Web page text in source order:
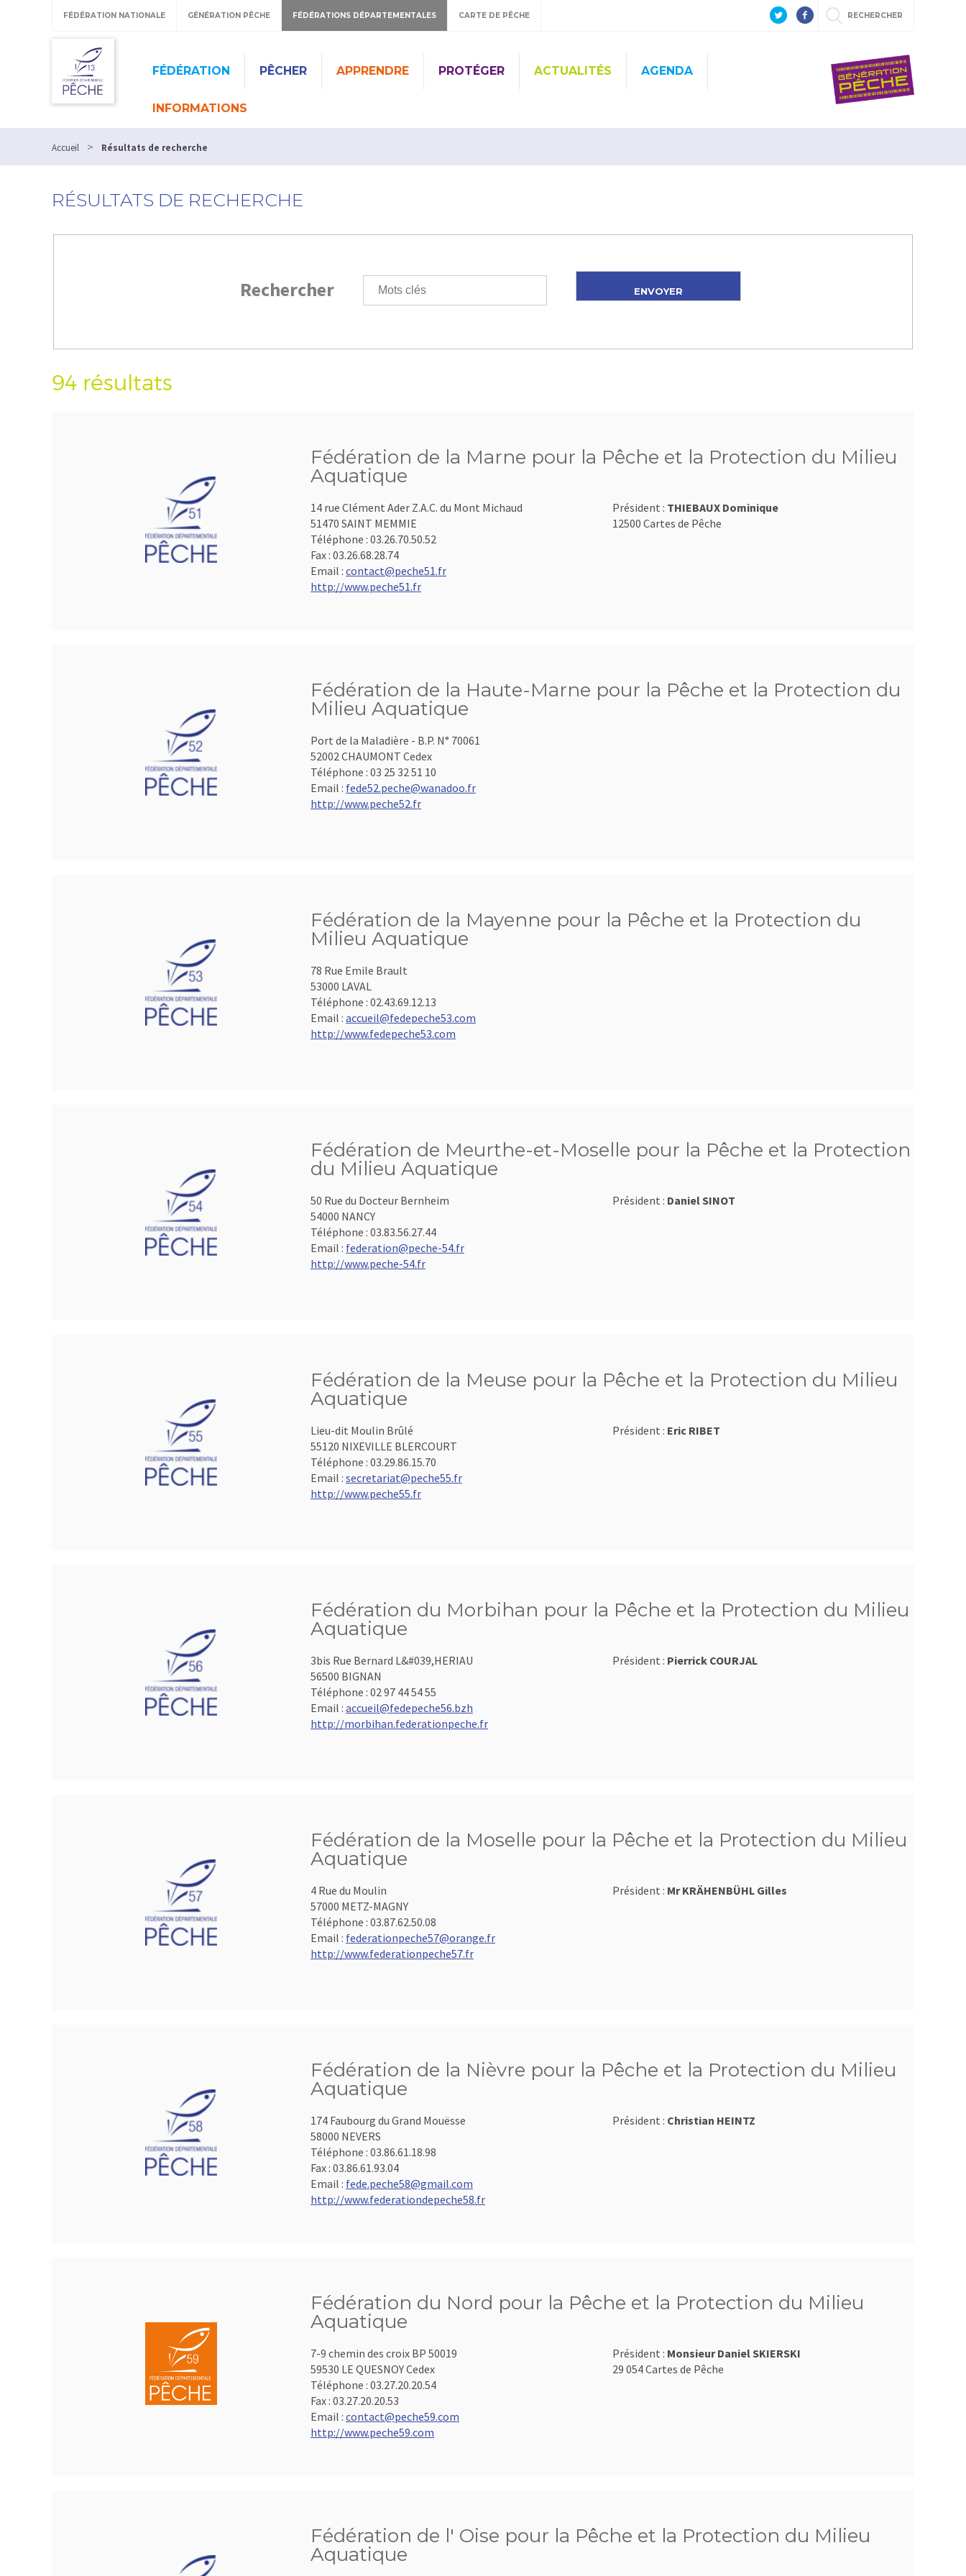
FÉDÉRATION NATIONALE GÉNÉRATION PÊCHE FÉDÉRATIONS DÉPARTEMENTALES CARTE DE PÊCHE RECHERCHER
FÉDÉRATION PÊCHER APPRENDRE PROTÉGER ACTUALITÉS AGENDA
INFORMATIONS
Accueil > Résultats de recherche
RÉSULTATS DE RECHERCHE
Rechercher
94 résultats
Fédération de la Marne pour la Pêche et la Protection du Milieu
Aquatique
14 rue Clément Ader Z.A.C. du Mont Michaud
51470 SAINT MEMMIE
Téléphone : 03.26.70.50.52
Fax : 03.26.68.28.74
Email : contact@peche51.fr
http://www.peche51.fr
Président : THIEBAUX Dominique
12500 Cartes de Pêche
Fédération de la Haute-Marne pour la Pêche et la Protection du
Milieu Aquatique
Port de la Maladière - B.P. N° 70061
52002 CHAUMONT Cedex
Téléphone : 03 25 32 51 10
Email : fede52.peche@wanadoo.fr
http://www.peche52.fr
Fédération de la Mayenne pour la Pêche et la Protection du
Milieu Aquatique
78 Rue Emile Brault
53000 LAVAL
Téléphone : 02.43.69.12.13
Email : accueil@fedepeche53.com
http://www.fedepeche53.com
Fédération de Meurthe-et-Moselle pour la Pêche et la Protection
du Milieu Aquatique
50 Rue du Docteur Bernheim
54000 NANCY
Téléphone : 03.83.56.27.44
Email : federation@peche-54.fr
http://www.peche-54.fr
Président : Daniel SINOT
Fédération de la Meuse pour la Pêche et la Protection du Milieu
Aquatique
Lieu-dit Moulin Brûlé
55120 NIXEVILLE BLERCOURT
Téléphone : 03.29.86.15.70
Email : secretariat@peche55.fr
http://www.peche55.fr
Président : Eric RIBET
Fédération du Morbihan pour la Pêche et la Protection du Milieu
Aquatique
3bis Rue Bernard L&#039,HERIAU
56500 BIGNAN
Téléphone : 02 97 44 54 55
Email : accueil@fedepeche56.bzh
http://morbihan.federationpeche.fr
Président : Pierrick COURJAL
Fédération de la Moselle pour la Pêche et la Protection du Milieu
Aquatique
4 Rue du Moulin
57000 METZ-MAGNY
Téléphone : 03.87.62.50.08
Email : federationpeche57@orange.fr
http://www.federationpeche57.fr
Président : Mr KRÄHENBÜHL Gilles
Fédération de la Nièvre pour la Pêche et la Protection du Milieu
Aquatique
174 Faubourg du Grand Mouësse
58000 NEVERS
Téléphone : 03.86.61.18.98
Fax : 03.86.61.93.04
Email : fede.peche58@gmail.com
http://www.federationdepeche58.fr
Président : Christian HEINTZ
Fédération du Nord pour la Pêche et la Protection du Milieu
Aquatique
7-9 chemin des croix BP 50019
59530 LE QUESNOY Cedex
Téléphone : 03.27.20.20.54
Fax : 03.27.20.20.53
Email : contact@peche59.com
http://www.peche59.com
Président : Monsieur Daniel SKIERSKI
29 054 Cartes de Pêche
Fédération de l' Oise pour la Pêche et la Protection du Milieu
Aquatique